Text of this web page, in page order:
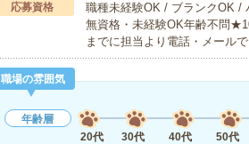
応募資格
職種未経験OK / ブランクOK /
無資格・未経験OK年齢不問
までに担当より電話・メール
職場の雰囲気
年齢層
20代
30代 40代 50代